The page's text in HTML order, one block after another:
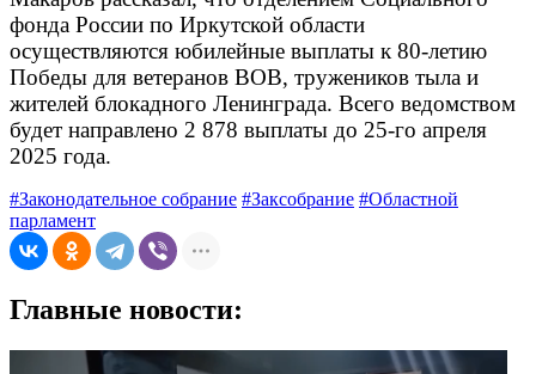
фонда России по Иркутской области
осуществляются юбилейные выплаты к 80-летию
Победы для ветеранов ВОВ, тружеников тыла и
жителей блокадного Ленинграда. Всего ведомством
будет направлено 2 878 выплаты до 25-го апреля
2025 года.
#Законодательное собрание #Заксобрание #Областной
парламент
Главные новости: